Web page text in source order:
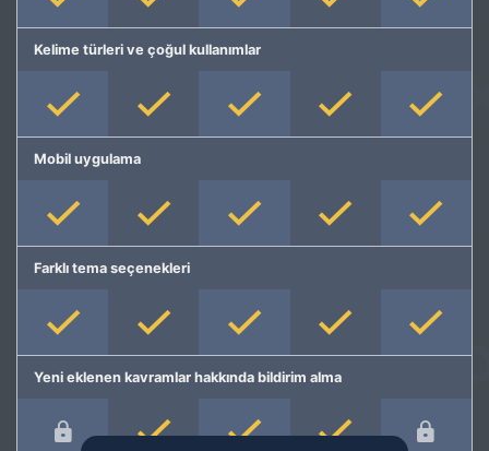
Kelime türleri ve çoğul kullanımlar
Mobil uygulama
Farklı tema seçenekleri
Yeni eklenen kavramlar hakkında bildirim alma